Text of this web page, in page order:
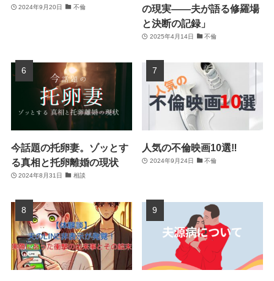
2024年9月20日 不倫
の現実――夫が語る修羅場
と決断の記録」
2025年4月14日 不倫
今話題の托卵妻。ゾッとす
る真相と托卵離婚の現状
2024年8月31日 相談
人気の不倫映画10選‼
2024年9月24日 不倫